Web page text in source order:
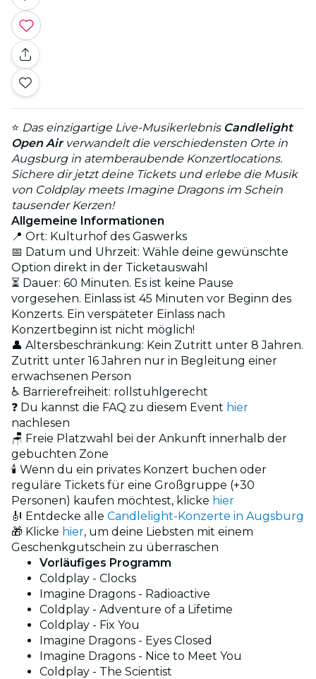
⭐ Das einzigartige Live-Musikerlebnis Candlelight
Open Airverwandelt die verschiedensten Orte in
Augsburg in atemberaubende Konzertlocations.
Sichere dir jetzt deine Tickets und erlebe die Musik
von Coldplay meets Imagine Dragons im Schein
tausender Kerzen!
Allgemeine Informationen
📍 Ort: Kulturhof des Gaswerks
📅 Datum und Uhrzeit: Wähle deine gewünschte
Option direkt in der Ticketauswahl
⏳ Dauer: 60 Minuten. Es ist keine Pause
vorgesehen. Einlass ist 45 Minuten vor Beginn des
Konzerts. Ein verspäteter Einlass nach
Konzertbeginn ist nicht möglich!
👤 Altersbeschränkung: Kein Zutritt unter 8 Jahren.
Zutritt unter 16 Jahren nur in Begleitung einer
erwachsenen Person
♿ Barrierefreiheit: rollstuhlgerecht
❓ Du kannst die FAQ zu diesem Event hier
nachlesen
🪑 Freie Platzwahl bei der Ankunft innerhalb der
gebuchten Zone
🕯️ Wenn du ein privates Konzert buchen oder
reguläre Tickets für eine Großgruppe (+30
Personen) kaufen möchtest, klicke hier
🎻 Entdecke alle Candlelight-Konzerte in Augsburg
🎁 Klicke hier, um deine Liebsten mit einem
Geschenkgutschein zu überraschen
Vorläufiges Programm
Coldplay - Clocks
Imagine Dragons - Radioactive
Coldplay - Adventure of a Lifetime
Coldplay - Fix You
Imagine Dragons - Eyes Closed
Imagine Dragons - Nice to Meet You
Coldplay - The Scientist